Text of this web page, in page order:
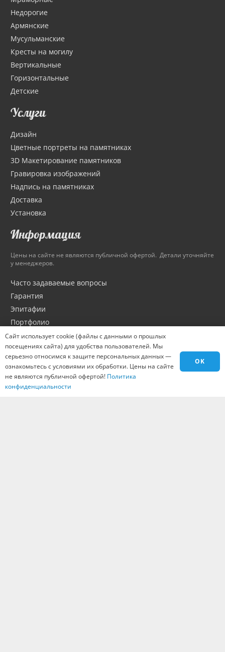
Недорогие
Армянские
Мусульманские
Кресты на могилу
Вертикальные
Горизонтальные
Детские
Услуги
Дизайн
Цветные портреты на памятниках
3D Макетирование памятников
Гравировка изображений
Надпись на памятниках
Доставка
Установка
Информация
Цены на сайте не являются публичной офертой. Детали уточняйте
у менеджеров.
Часто задаваемые вопросы
Гарантия
Эпитафии
Портфолио
Оптовикам
Материалы
Города
Контакты
Вакансии
Сайт использует cookie (файлы с данными о прошлых
посещениях сайта) для удобства пользователей. Мы
серьезно относимся к защите персональных данных —
ознакомьтесь с условиями их обработки. Цены на сайте
не являются публичной офертой! Политика
конфиденциальности
OK